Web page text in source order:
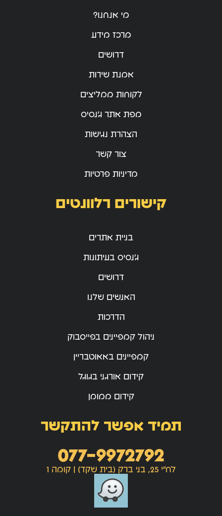
מי אנחנו?
מרכז מידע
דרושים
אמנת שירות
לקוחות ממליצים
מפת אתר ג’נסיס
הצהרת נגישות
צור קשר
מדיניות פרטיות
קישורים רלוונטים
בניית אתרים
ג’נסיס בעיתונות
דרושים
האנשים שלנו
הדרכות
ניהול קמפיינים בפייסבוק
קמפיינים באאוטבריין
קידום אורגני בגוגל
קידום ממומן
תמיד אפשר להתקשר
077-9972792
לח"י 25, בני ברק (בית שקד) | קומה 1